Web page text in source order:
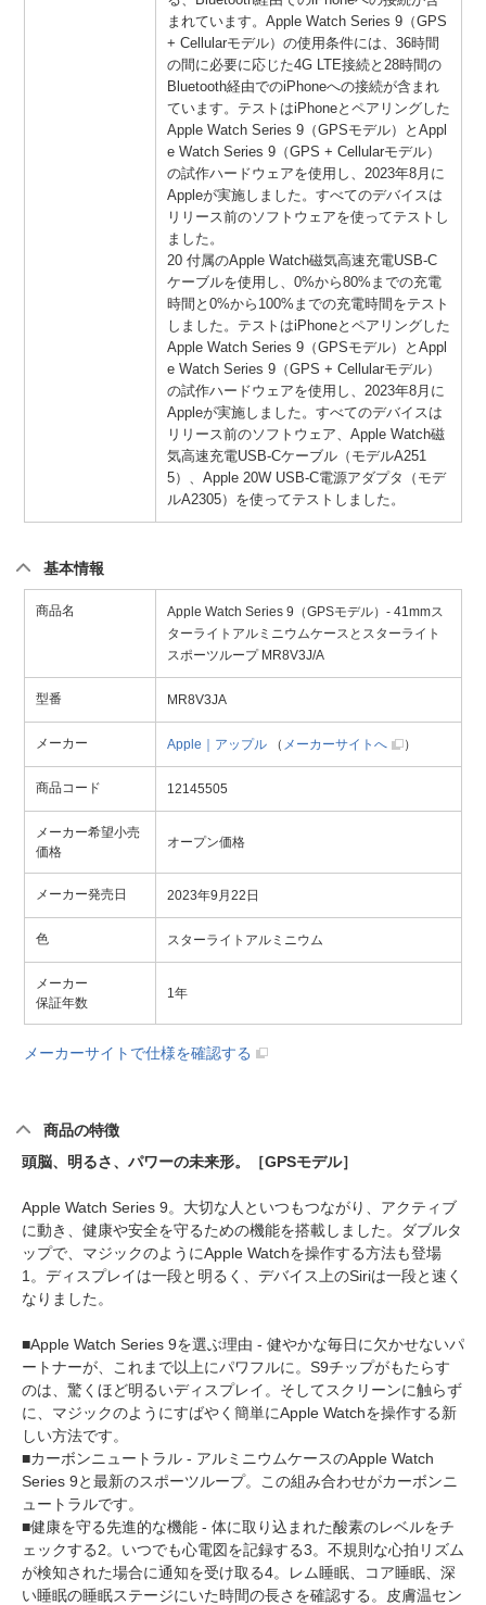
まれています。Apple Watch Series 9（GPS
+ Cellularモデル）の使用条件には、36時間
の間に必要に応じた4G LTE接続と28時間の
Bluetooth経由でのiPhoneへの接続が含まれ
ています。テストはiPhoneとペアリングした
Apple Watch Series 9（GPSモデル）とAppl
e Watch Series 9（GPS + Cellularモデル）
の試作ハードウェアを使用し、2023年8月に
Appleが実施しました。すべてのデバイスは
リリース前のソフトウェアを使ってテストし
ました。
20 付属のApple Watch磁気高速充電USB-C
ケーブルを使用し、0%から80%までの充電
時間と0%から100%までの充電時間をテスト
しました。テストはiPhoneとペアリングした
Apple Watch Series 9（GPSモデル）とAppl
e Watch Series 9（GPS + Cellularモデル）
の試作ハードウェアを使用し、2023年8月に
Appleが実施しました。すべてのデバイスは
リリース前のソフトウェア、Apple Watch磁
気高速充電USB-Cケーブル（モデルA251
5）、Apple 20W USB-C電源アダプタ（モデ
ルA2305）を使ってテストしました。
基本情報
商品名
Apple Watch Series 9（GPSモデル）- 41mmス
ターライトアルミニウムケースとスターライト
スポーツループ MR8V3J/A
型番 MR8V3JA
メーカー Apple｜アップル （ メーカーサイトへ ）
商品コード 12145505
メーカー希望小売
価格
オープン価格
メーカー発売日 2023年9月22日
色 スターライトアルミニウム
メーカー
保証年数
1年
メーカーサイトで仕様を確認する
商品の特徴
頭脳、明るさ、パワーの未来形。［GPSモデル］
Apple Watch Series 9。大切な人といつもつながり、アクティブ
に動き、健康や安全を守るための機能を搭載しました。ダブルタ
ップで、マジックのようにApple Watchを操作する方法も登場
1 。ディスプレイは一段と明るく、デバイス上のSiriは一段と速く
なりました。
■Apple Watch Series 9を選ぶ理由 - 健やかな毎日に欠かせないパ
ートナーが、これまで以上にパワフルに。S9チップがもたらす
のは、驚くほど明るいディスプレイ。そしてスクリーンに触らず
に、マジックのようにすばやく簡単にApple Watchを操作する新
しい方法です。
■カーボンニュートラル - アルミニウムケースのApple Watch
Series 9と最新のスポーツループ。この組み合わせがカーボンニ
ュートラルです。
■健康を守る先進的な機能 - 体に取り込まれた酸素のレベルをチ
ェックする2。いつでも心電図を記録する3。不規則な心拍リズム
が検知された場合に通知を受け取る4。レム睡眠、コア睡眠、深
い睡眠の睡眠ステージにいた時間の長さを確認する。皮膚温セン